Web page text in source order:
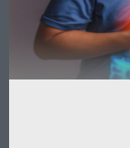
peu ou si vous
causée par une